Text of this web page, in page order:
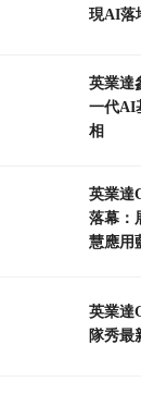
現AI落
英業達
一代AI
相
英業達
落幕：
慧應用
英業達
隊秀最